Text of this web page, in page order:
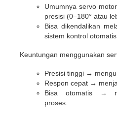
Umumnya servo
presisi (0–180° atau
Bisa dikendalikan
sistem kontrol otomatis.
Keuntungan menggunakan
Presisi tinggi →
Respon cepat →
Bisa otomatis →
proses.